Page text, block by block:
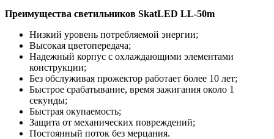
Преимущества светильников SkatLED LL-50m
Низкий уровень потребляемой энергии;
Высокая цветопередача;
Надежный корпус с охлаждающими элементами
конструкции;
Без обслуживая прожектор работает более 10 лет;
Быстрое срабатывание, время зажигания около 1
секунды;
Быстрая окупаемость;
Защита от механических повреждений;
Постоянный поток без мерцания.